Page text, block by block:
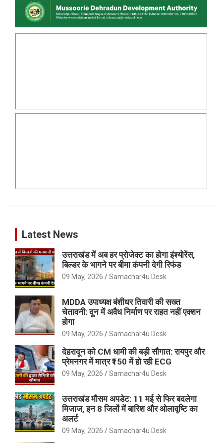
Latest News
उत्तराखंड में अब हर प्रोजेक्ट का होगा इंश्योरेंस,
बिल्डर के भागने पर बीमा कंपनी देगी रिफंड
09 May, 2026 Samachar4u Desk
MDDA उपाध्यक्ष बंशीधर तिवारी की सख्त
चेतावनी: दून में अवैध निर्माण पर राहत नहीं एक्शन
होगा
09 May, 2026 Samachar4u Desk
देहरादून को CM धामी की बड़ी सौगात: रायपुर और
प्रेमनगर में मात्र ₹150 में हो रही ECG
09 May, 2026 Samachar4u Desk
उत्तराखंड मौसम अपडेट: 11 मई से फिर बदलेगा
मिजाज, इन 8 जिलों में बारिश और ओलावृष्टि का
अलर्ट
09 May, 2026 Samachar4u Desk